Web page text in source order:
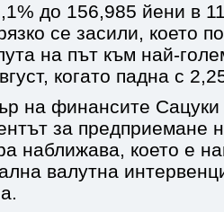
до 156,985 йени в
се засили, което
на път към най-
когато падна с
на финансите
за предприемане
наближава, което е
валутна